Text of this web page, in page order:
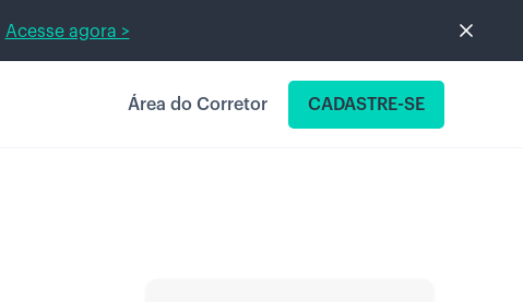
Acesse agora >
Área do Corretor CADASTRE-SE